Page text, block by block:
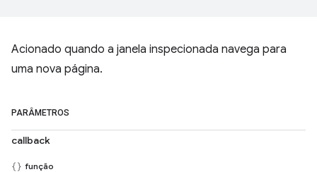
Acionado quando a janela inspecionada navega para
uma nova página.
PARÂMETROS
callback
função